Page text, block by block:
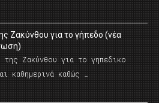
Ζακύνθου για το γήπεδο (νέα
της Ζακύνθου για το γηπεδικο
καθημερινά καθώς …